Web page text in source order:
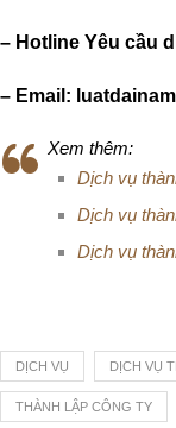
– Hotline Yêu cầu
– Email:
Xem thêm:
Dịch vụ
Dịch vụ
Dịch vụ
DỊCH VỤ DỊCH VỤ
THÀNH LẬP CÔNG TY